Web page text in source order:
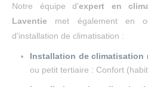
Notre équipe d'expert en
Laventie met également en
d'installation de climatisation :
Installation de climatisation
ou petit tertiaire : Confort